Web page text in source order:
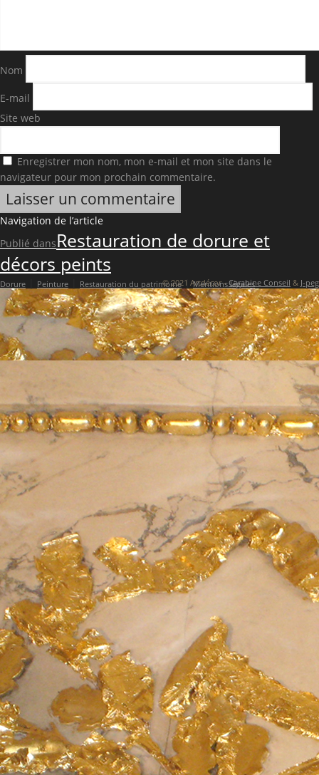
Nom
E-mail
Site web
Enregistrer mon nom, mon e-mail et mon site dans le
navigateur pour mon prochain commentaire.
Navigation de l’article
Publié dansRestauration de dorure et
décors peints
Dorure Peinture Restauration du patrimoine|Mentions légales
© 2021 Artdécor -Carabine Conseil & J-peg